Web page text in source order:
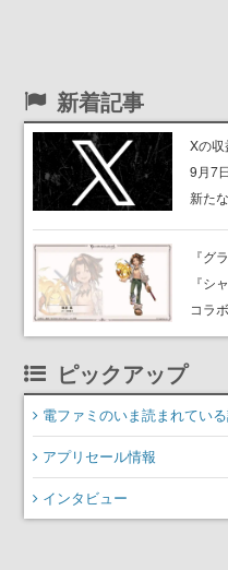
新着記事
Xの
9月7
新た
表
『グ
『シ
コラ
定！
ピックアップ
電ファミのいま読まれてい
アプリセール情報
インタビュー